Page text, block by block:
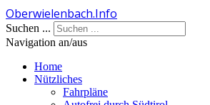
Oberwielenbach.Info
Suchen ...
Navigation an/aus
Home
Nützliches
Fahrpläne
Jahr
Monat
Jahr
Monat